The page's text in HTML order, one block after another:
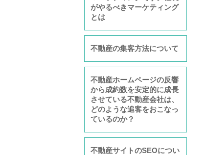
がやるべきマーケティング
とは
不動産の集客方法について
不動産ホームページの反響
から成約数を安定的に成長
させている不動産会社は、
どのような追客をおこなっ
ているのか？
不動産サイトのSEOについ